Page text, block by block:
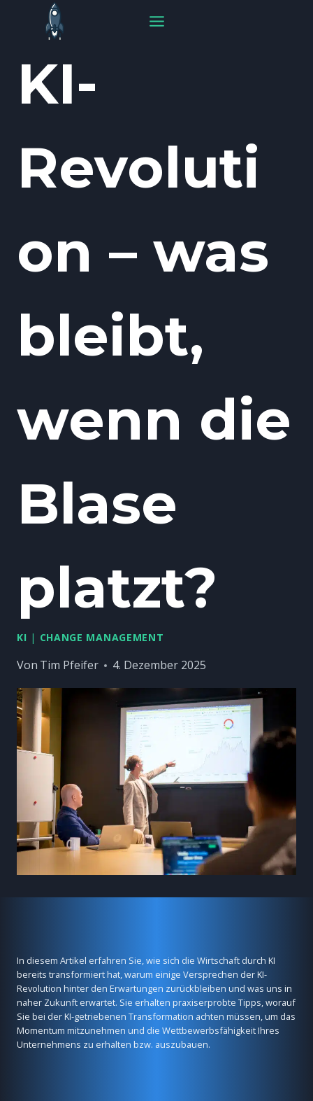
KI-
Revoluti
on – was
bleibt,
wenn die
Blase
platzt?
KI | CHANGE MANAGEMENT
Von Tim Pfeifer 4. Dezember 2025
In diesem Artikel erfahren Sie, wie sich die Wirtschaft durch KI
bereits transformiert hat, warum einige Versprechen der KI-
Revolution hinter den Erwartungen zurückbleiben und was uns in
naher Zukunft erwartet. Sie erhalten praxiserprobte Tipps, worauf
Sie bei der KI-getriebenen Transformation achten müssen, um das
Momentum mitzunehmen und die Wettbewerbsfähigkeit Ihres
Unternehmens zu erhalten bzw. auszubauen.